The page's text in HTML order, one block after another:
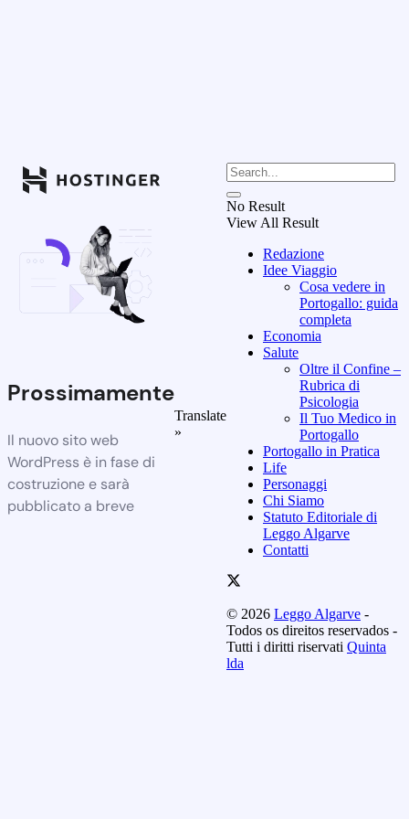
Prossimamente
Il nuovo sito web
WordPress è in fase di
costruzione e sarà
pubblicato a breve
Translate
»
No Result
View All Result
Redazione
Idee Viaggio
Cosa vedere in
Portogallo: guida
completa
Economia
Salute
Oltre il Confine –
Rubrica di
Psicologia
Il Tuo Medico in
Portogallo
Portogallo in Pratica
Life
Personaggi
Chi Siamo
Statuto Editoriale di
Leggo Algarve
Contatti
© 2026 Leggo Algarve -
Todos os direitos reservados -
Tutti i diritti riservati Quinta
lda